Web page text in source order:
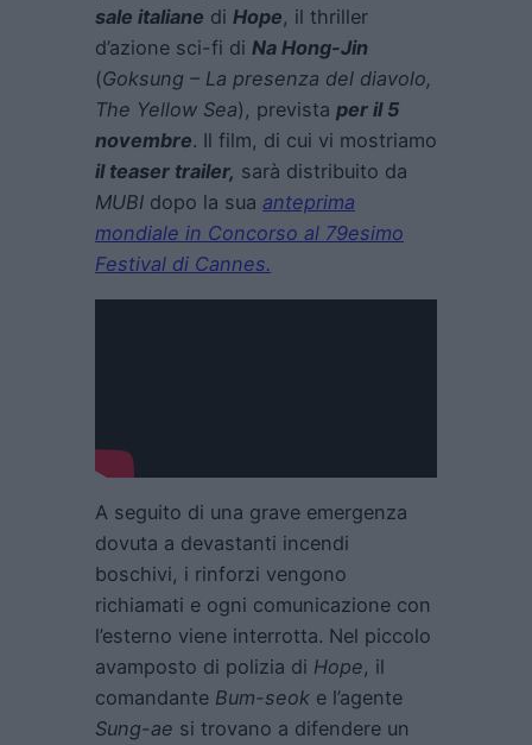
sale italiane di Hope, il thriller
d’azione sci-fi di Na Hong-Jin
(Goksung – La presenza del diavolo,
The Yellow Sea), prevista per il 5
novembre. Il film, di cui vi mostriamo
il teaser trailer, sarà distribuito da
MUBI dopo la sua anteprima
mondiale in Concorso al 79esimo
Festival di Cannes.
A seguito di una grave emergenza
dovuta a devastanti incendi
boschivi, i rinforzi vengono
richiamati e ogni comunicazione con
l’esterno viene interrotta. Nel piccolo
avamposto di polizia di Hope, il
comandante Bum-seok e l’agente
Sung-ae si trovano a difendere un